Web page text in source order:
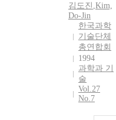
김도진 ,Kim,
Do-Jin
한국과학
기술단체
총연합회
1994
과학과 기
술
Vol.27
No.7